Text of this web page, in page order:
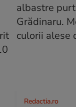
Redactia.ro